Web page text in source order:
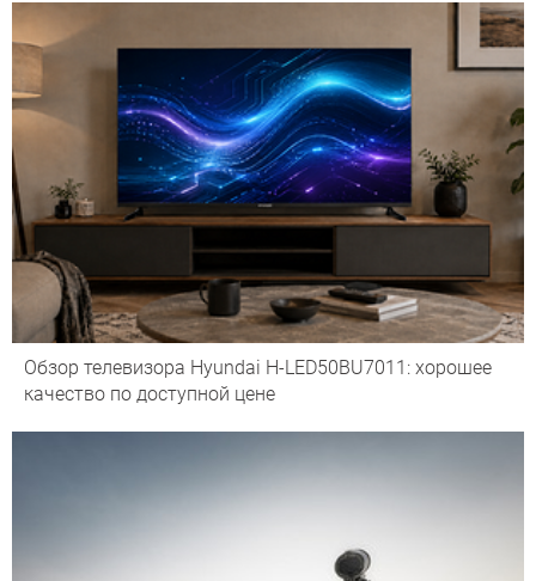
Обзор телевизора Hyundai H-LED50BU7011: хорошее
качество по доступной цене